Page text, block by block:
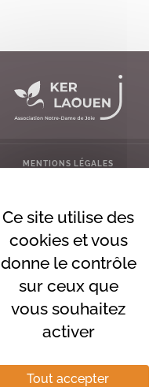
Ce site utilise des
cookies et vous
donne le contrôle
sur ceux que
vous souhaitez
activer
Tout accepter
MENTIONS LÉGALES
CONTACT
02 97 38 83 84
ACCUEIL@KERLAOUEN.FR